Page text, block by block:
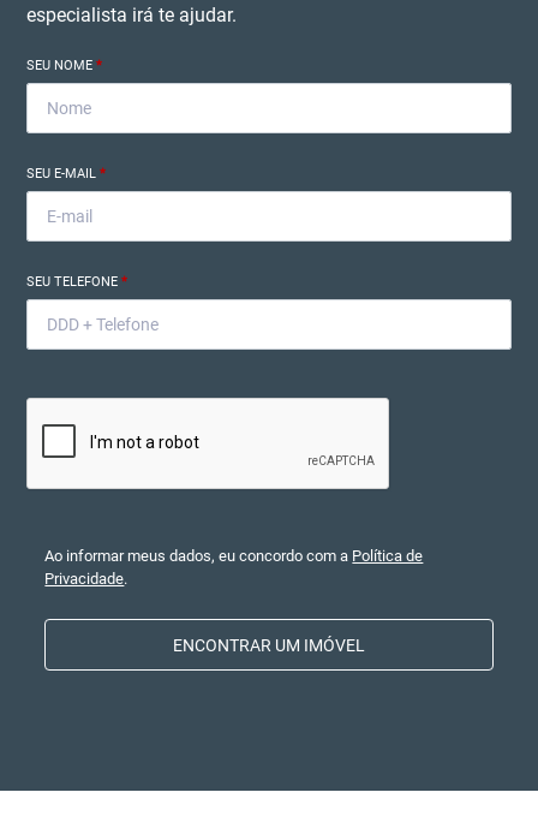
especialista irá te ajudar.
SEU NOME*
SEU E-MAIL*
SEU TELEFONE*
Ao informar meus dados, eu concordo com a Política de
Privacidade.
ENCONTRAR UM IMÓVEL